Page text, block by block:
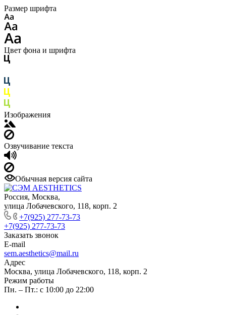
Размер шрифта
Цвет фона и шрифта
Изображения
Озвучивание текста
Обычная версия сайта
Россия, Москва,
улица Лобачевского, 118, корп. 2
+7(925) 277-73-73
+7(925) 277-73-73
Заказать звонок
E-mail
sem.aesthetics@mail.ru
Адрес
Москва, улица Лобачевского, 118, корп. 2
Режим работы
Пн. – Пт.: с 10:00 до 22:00